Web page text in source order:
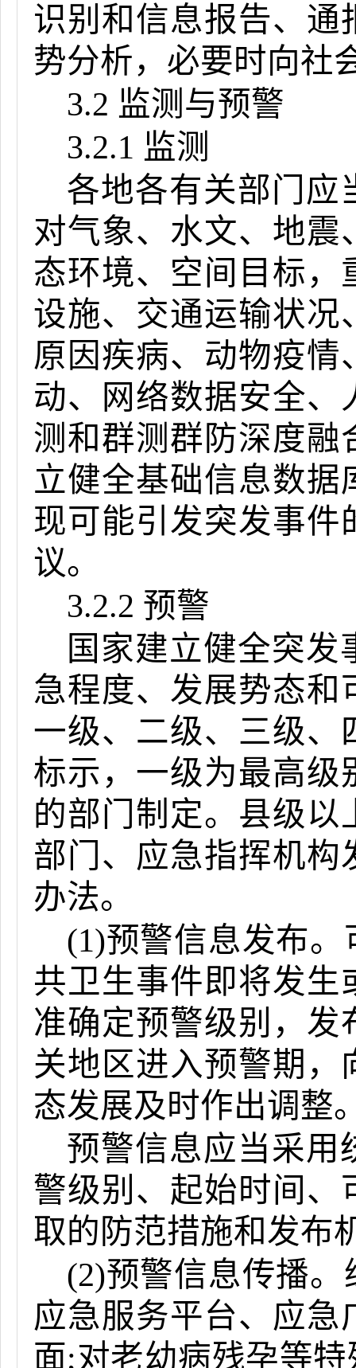
识别和信息报告、通
势分析，必要时向社
3.2 监测与预警
3.2.1 监测
各地各有关部门应
对气象、水文、地
态环境、空间目标，
设施、交通运输状况
原因疾病、动物疫情
动、网络数据安全、
测和群测群防深度融
立健全基础信息数
现可能引发突发事件
议。
3.2.2 预警
国家建立健全突
急程度、发展势态和
一级、二级、三级、
标示，一级为最高级
的部门制定。县级
部门、应急指挥机构
办法。
(1)预警信息发布
共卫生事件即将发生
准确定预警级别，发
关地区进入预警期，
态发展及时作出调整
预警信息应当采用
警级别、起始时间、
取的防范措施和发布
(2)预警信息传播
应急服务平台、应
面;对老幼病残孕等